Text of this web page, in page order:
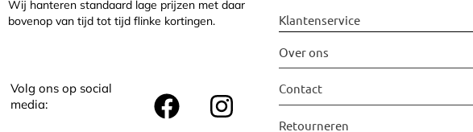
Wij hanteren standaard lage prijzen met daar
bovenop van tijd tot tijd flinke kortingen.
Volg ons op social
media:
Klantenservice
Over ons
Contact
Retourneren